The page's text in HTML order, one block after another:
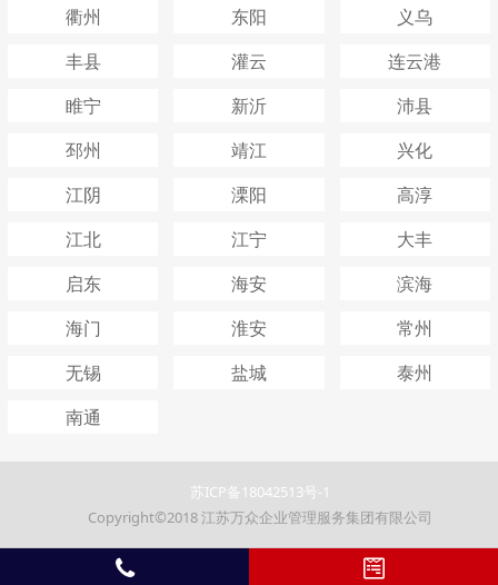
衢州
东阳
义乌
丰县
灌云
连云港
睢宁
新沂
沛县
邳州
靖江
兴化
江阴
溧阳
高淳
江北
江宁
大丰
启东
海安
滨海
海门
淮安
常州
无锡
盐城
泰州
南通
苏ICP备18042513号-1
Copyright©2018 江苏万众企业管理服务集团有限公司